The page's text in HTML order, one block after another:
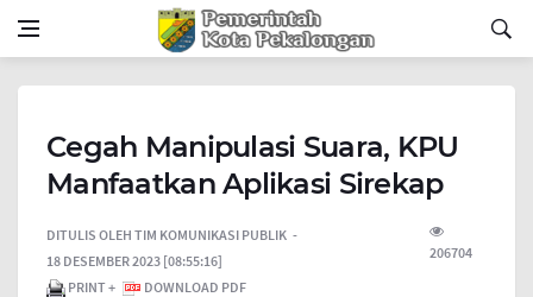
Cegah Manipulasi Suara, KPU
Manfaatkan Aplikasi Sirekap
DITULIS OLEH TIM KOMUNIKASI PUBLIK
18 DESEMBER 2023 [08:55:16]
206704
PRINT +
DOWNLOAD PDF